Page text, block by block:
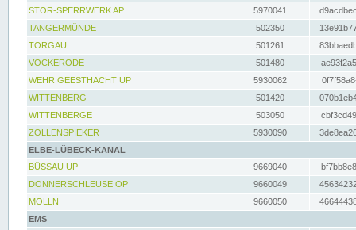
STÖR-SPERRWERK AP 5970041
TANGERMÜNDE
502350
TORGAU
501261
VOCKERODE
501480
WEHR GEESTHACHT UP
5930062
WITTENBERG
501420
WITTENBERGE
503050
ZOLLENSPIEKER
5930090
ELBE-LÜBECK-KANAL
BÜSSAU UP
9669040
DONNERSCHLEUSE OP
9660049
MÖLLN
9660050
EMS